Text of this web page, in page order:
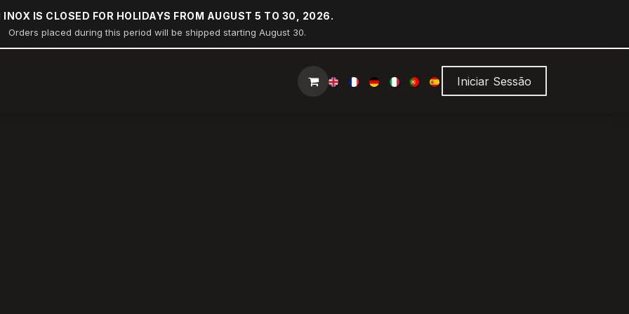
INOX IS CLOSED FOR HOLIDAYS FROM AUGUST 5 TO 30, 2026.
Orders placed during this period will be shipped starting August 30.
Iniciar Sessão